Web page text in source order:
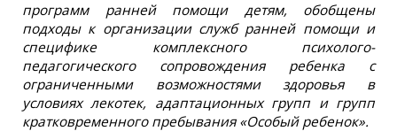
программ ранней помощи детям, обобщены
подходы к организации служб ранней помощи и
специфике комплексного психолого-
педагогического сопровождения ребенка с
ограниченными возможностями здоровья в
условиях лекотек, адаптационных групп и групп
кратковременного пребывания «Особый ребенок».